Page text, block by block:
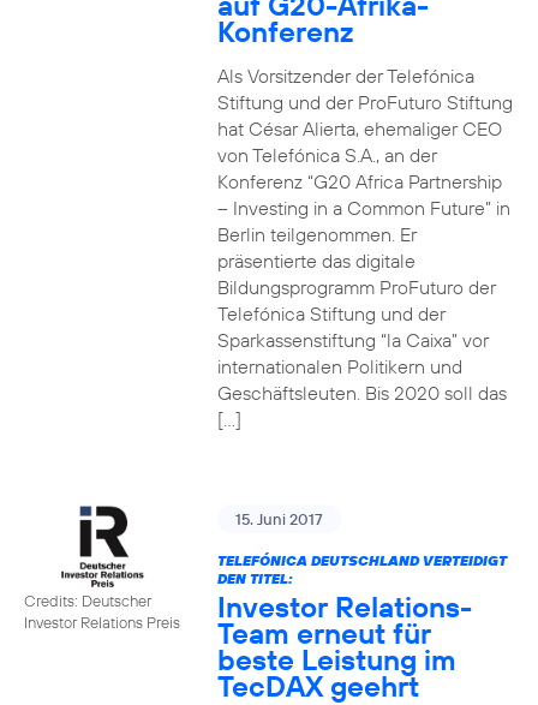
Konferenz
Als Vorsitzender der Telefónica
Stiftung und der ProFuturo Stiftung
hat César Alierta, ehemaliger CEO
von Telefónica S.A., an der
Konferenz “G20 Africa Partnership
– Investing in a Common Future” in
Berlin teilgenommen. Er
präsentierte das digitale
Bildungsprogramm ProFuturo der
Telefónica Stiftung und der
Sparkassenstiftung “la Caixa” vor
internationalen Politikern und
Geschäftsleuten. Bis 2020 soll das
[…]
Credits: Deutscher
Investor Relations Preis
15. Juni 2017
TELEFÓNICA DEUTSCHLAND VERTEIDIGT
DEN TITEL:
Investor Relations-
Team erneut für
beste Leistung im
TecDAX geehrt